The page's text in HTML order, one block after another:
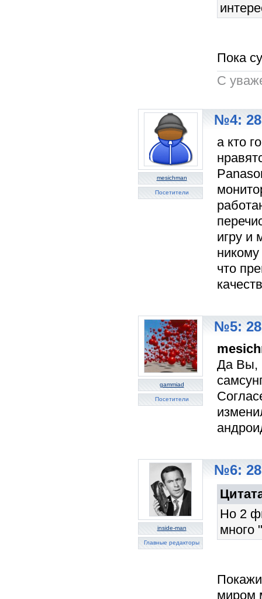
Пока
C
mesichman
Посетители
№4: 28
а кто
игру и
что
gammiad
Посетители
№5: 28
Да Вы,
inside-man
Главные редакторы
№6: 28
Но 2
много
миром